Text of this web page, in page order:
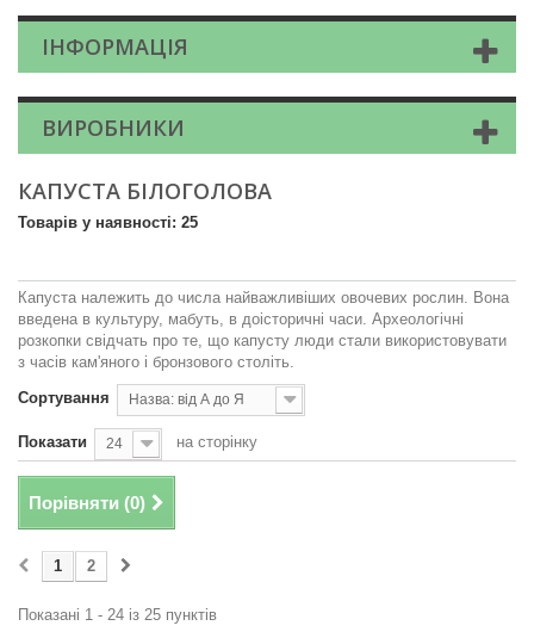
ІНФОРМАЦІЯ
ВИРОБНИКИ
КАПУСТА БІЛОГОЛОВА
Товарів у наявності: 25
Капуста належить до числа найважливіших овочевих рослин. Вона
введена в культуру, мабуть, в доісторичні часи. Археологічні
розкопки свідчать про те, що капусту люди стали використовувати
з часів кам'яного і бронзового століть.
Сортування
Назва: від А до Я
Показати 24 на сторінку
Порівняти (0)
1 2
Показані 1 - 24 із 25 пунктів